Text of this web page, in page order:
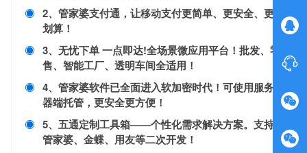
2、管家婆支付通，让移动支付更简单、更安全、更
划算！
3、无忧下单 一点即达!全场景微应用平台！批发、零
售、智能工厂、透明车间全适用！
4、管家婆软件已全面进入软加密时代！可使用服务
器端托管，更安全更方便！
5、五通定制工具箱——个性化需求解决方案。支持
管家婆、金蝶、用友等二次开发！



